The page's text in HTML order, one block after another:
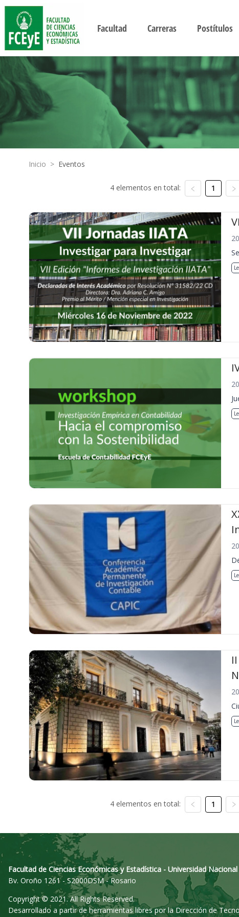
Facultad Carreras Postítulos
Inicio > Eventos
4 elementos en total: 1
4 elementos en total: 1
Facultad de Ciencias Económicas y Estadística - Universidad
Bv. Oroño 1261 - S2000DSM - Rosario
Copyright © 2021. All Rights Reserved.
Desarrollado a partir de herramientas libres por la Dirección de